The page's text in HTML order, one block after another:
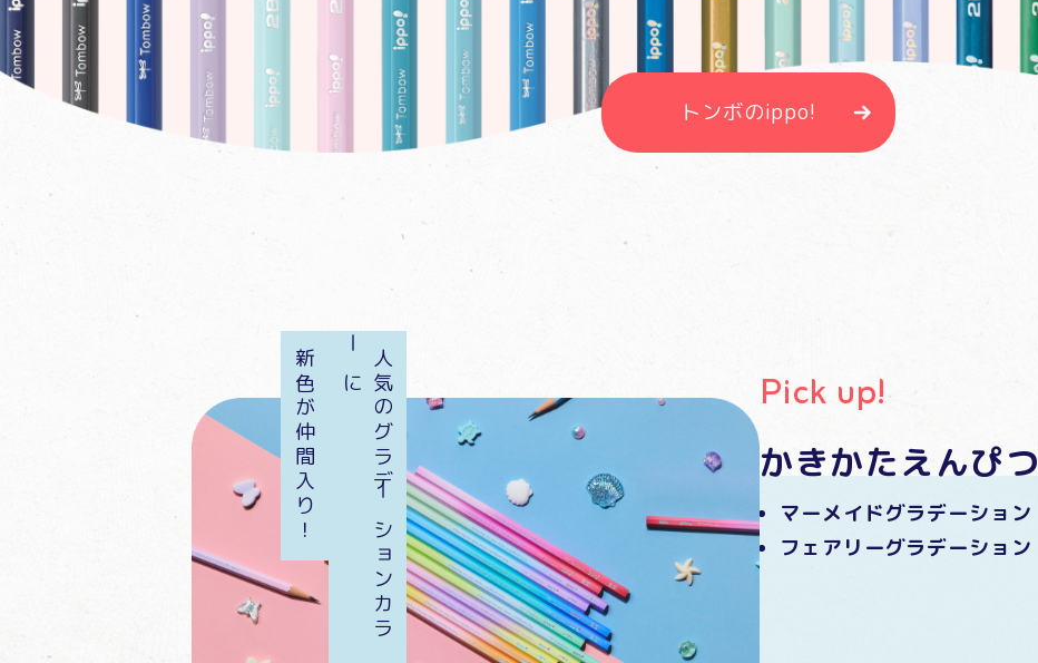
トンボのippo!
Pick up!
かきかたえんぴつ
マーメイドグラデーション
フェアリーグラデーション
新色が仲間入り！ 人
気
の
グ
ラ
デ
ー
シ
ョ
ン
カ
ラ
ー
に